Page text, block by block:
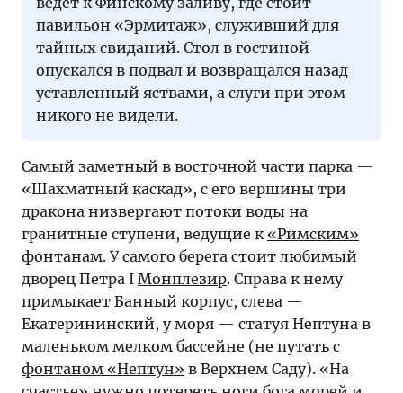
павильон «Эрмитаж», служивший для
тайных свиданий. Стол в гостиной
опускался в подвал и возвращался назад
уставленный яствами, а слуги при этом
никого не видели.
Самый заметный в восточной части парка —
«Шахматный каскад», с его вершины три
дракона низвергают потоки воды на
гранитные ступени, ведущие к «Римским»
фонтанам. У самого берега стоит любимый
дворец Петра I Монплезир. Справа к нему
примыкает Банный корпус, слева —
Екатерининский, у моря — статуя Нептуна в
маленьком мелком бассейне (не путать с
фонтаном «Нептун» в Верхнем Саду). «На